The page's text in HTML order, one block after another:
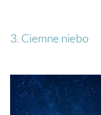
3. Ciemne niebo